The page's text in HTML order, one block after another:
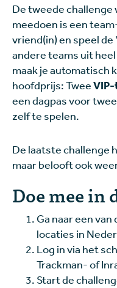
De tweede challenge
meedoen is een
vriend(in) en speel
andere teams uit
maak je automatisch
hoofdprijs: Twee
een dagpas voor
zelf te spelen.
De laatste challenge
maar belooft ook
Doe mee in
Ga naar een van
locaties in
Log in via het
Trackman- of
Start de